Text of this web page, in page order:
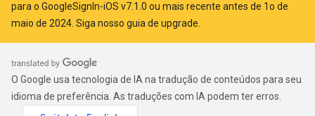
para o GoogleSignIn-iOS v7.1.0 ou mais recente antes de 1o de
maio de 2024. Siga nosso guia de upgrade
O Google usa tecnologia de IA na tradução de conteúdos para seu
idioma de preferência. As traduções com IA podem ter erros.